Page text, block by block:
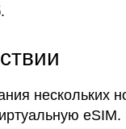
нескольких